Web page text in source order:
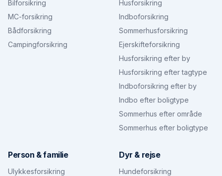
Bilforsikring
MC-forsikring
Bådforsikring
Campingforsikring
Husforsikring
Indboforsikring
Sommerhusforsikring
Ejerskifteforsikring
Husforsikring efter by
Husforsikring efter tagtype
Indboforsikring efter by
Indbo efter boligtype
Sommerhus efter område
Sommerhus efter boligtype
Person & familie
Ulykkesforsikring
Dyr & rejse
Hundeforsikring